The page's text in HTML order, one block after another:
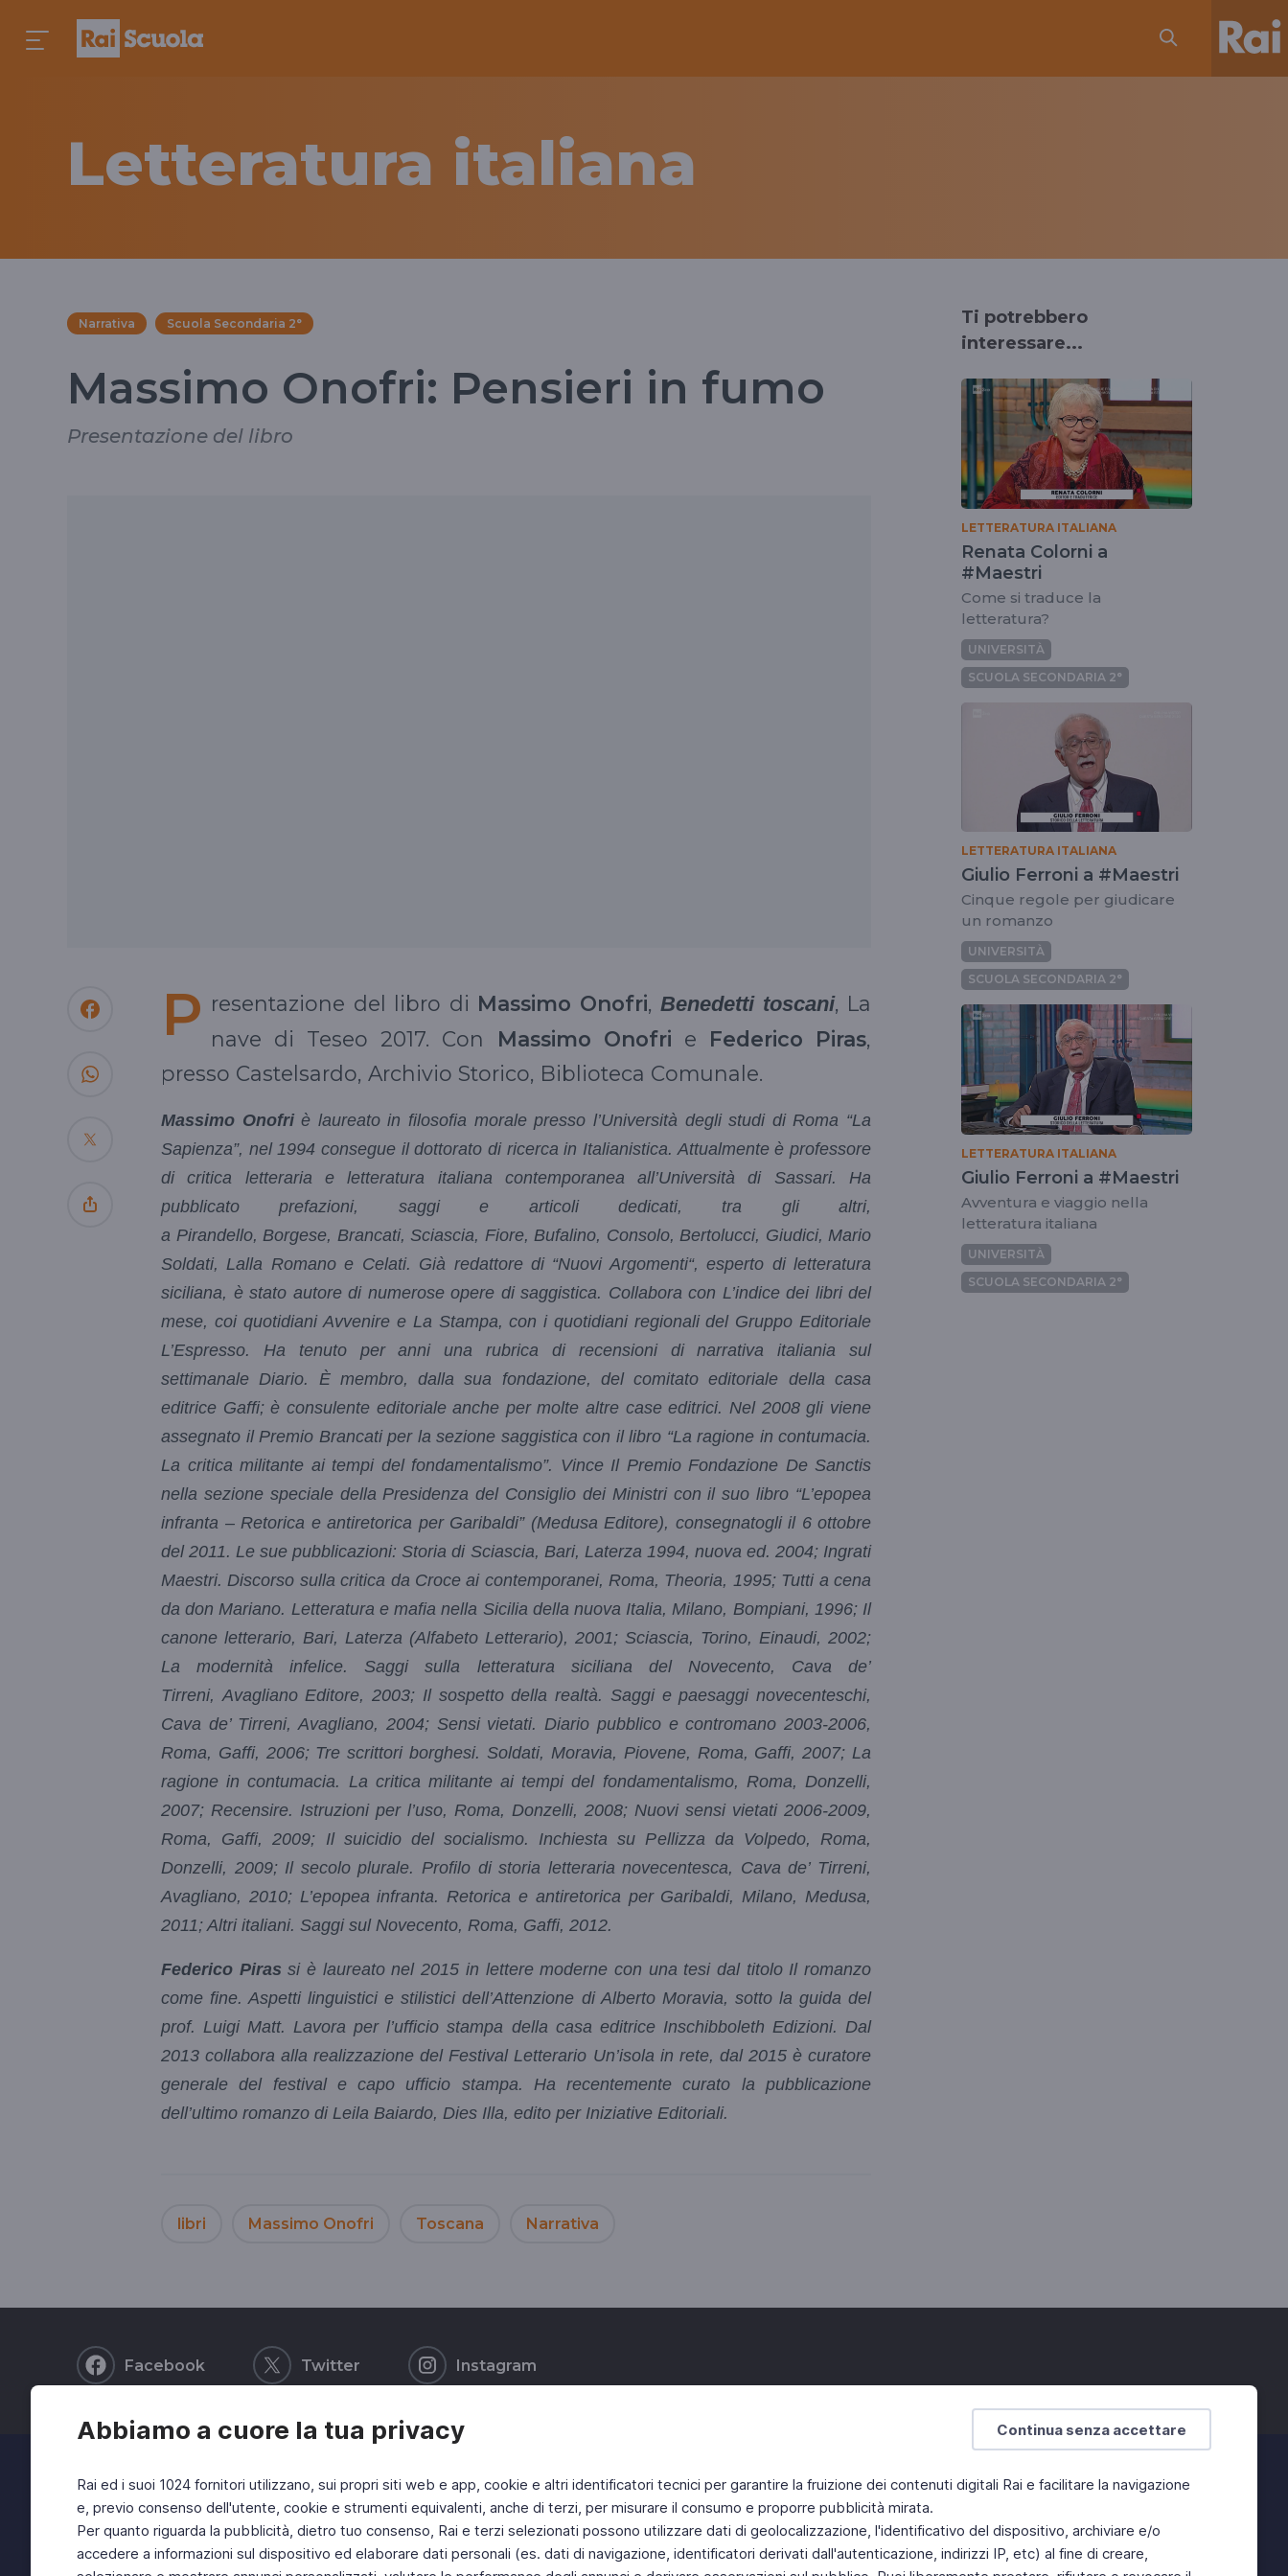
Continua senza accettare
Abbiamo a cuore la tua privacy
Rai ed i suoi 1024 fornitori utilizzano, sui propri siti web e app, cookie e altri identificatori tecnici per garantire la fruizione dei contenuti digitali Rai e facilitare la navigazione
e, previo consenso dell'utente, cookie e strumenti equivalenti, anche di terzi, per misurare il consumo e proporre pubblicità mirata.
Per quanto riguarda la pubblicità, dietro tuo consenso, Rai e terzi selezionati possono utilizzare dati di geolocalizzazione, l'identificativo del dispositivo, archiviare e/o
accedere a informazioni sul dispositivo ed elaborare dati personali (es. dati di navigazione, identificatori derivati dall'autenticazione, indirizzi IP, etc) al fine di creare,
Letteratura italiana
Narrativa Scuola Secondaria 2°
Massimo Onofri: Pensieri in fumo
Presentazione del libro
P resentazione del libro di Massimo Onofri, Benedetti toscani, La
nave di Teseo 2017. Con Massimo Onofri e Federico Piras,
presso Castelsardo, Archivio Storico, Biblioteca Comunale.
Massimo Onofriè laureato in filosofia morale presso l’Università degli studi di Roma “La
Sapienza”, nel 1994 consegue il dottorato di ricerca in Italianistica. Attualmente è professore
di critica letteraria e letteratura italiana contemporanea all’Università di Sassari. Ha
pubblicato prefazioni, saggi e articoli dedicati, tra gli altri,
a Pirandello, Borgese, Brancati, Sciascia, Fiore, Bufalino, Consolo, Bertolucci, Giudici, Mario
Soldati, Lalla Romano e Celati. Già redattore di “Nuovi Argomenti“, esperto di letteratura
siciliana, è stato autore di numerose opere di saggistica. Collabora con L’indice dei libri del
mese, coi quotidiani Avvenire e La Stampa, con i quotidiani regionali del Gruppo Editoriale
L’Espresso. Ha tenuto per anni una rubrica di recensioni di narrativa italiania sul
settimanale Diario. È membro, dalla sua fondazione, del comitato editoriale della casa
editrice Gaffi; è consulente editoriale anche per molte altre case editrici. Nel 2008 gli viene
assegnato il Premio Brancati per la sezione saggistica con il libro “La ragione in contumacia.
La critica militante ai tempi del fondamentalismo”. Vince Il Premio Fondazione De Sanctis
nella sezione speciale della Presidenza del Consiglio dei Ministri con il suo libro “L’epopea
infranta – Retorica e antiretorica per Garibaldi” (Medusa Editore), consegnatogli il 6 ottobre
del 2011. Le sue pubblicazioni: Storia di Sciascia, Bari, Laterza 1994, nuova ed. 2004; Ingrati
Maestri. Discorso sulla critica da Croce ai contemporanei, Roma, Theoria, 1995; Tutti a cena
da don Mariano. Letteratura e mafia nella Sicilia della nuova Italia, Milano, Bompiani, 1996; Il
canone letterario, Bari, Laterza (Alfabeto Letterario), 2001; Sciascia, Torino, Einaudi, 2002;
La modernità infelice. Saggi sulla letteratura siciliana del Novecento, Cava de’
Tirreni, Avagliano Editore, 2003; Il sospetto della realtà. Saggi e paesaggi novecenteschi,
Cava de’ Tirreni, Avagliano, 2004; Sensi vietati. Diario pubblico e contromano 2003-2006,
Roma, Gaffi, 2006; Tre scrittori borghesi. Soldati, Moravia, Piovene, Roma, Gaffi, 2007; La
ragione in contumacia. La critica militante ai tempi del fondamentalismo, Roma, Donzelli,
2007; Recensire. Istruzioni per l’uso, Roma, Donzelli, 2008; Nuovi sensi vietati 2006-2009,
Roma, Gaffi, 2009; Il suicidio del socialismo. Inchiesta su Pellizza da Volpedo, Roma,
Donzelli, 2009; Il secolo plurale. Profilo di storia letteraria novecentesca, Cava de’ Tirreni,
Avagliano, 2010; L’epopea infranta. Retorica e antiretorica per Garibaldi, Milano, Medusa,
2011; Altri italiani. Saggi sul Novecento, Roma, Gaffi, 2012.
Federico Piras si è laureato nel 2015 in lettere moderne con una tesi dal titolo Il romanzo
come fine. Aspetti linguistici e stilistici dell’Attenzione di Alberto Moravia, sotto la guida del
prof. Luigi Matt. Lavora per l’ufficio stampa della casa editrice Inschibboleth Edizioni. Dal
2013 collabora alla realizzazione del Festival Letterario Un’isola in rete, dal 2015 è curatore
generale del festival e capo ufficio stampa. Ha recentemente curato la pubblicazione
dell’ultimo romanzo di Leila Baiardo, Dies Illa, edito per Iniziative Editoriali.
libri Massimo Onofri Toscana Narrativa
Ti potrebbero
interessare...
LETTERATURA ITALIANA
Renata Colorni a
#Maestri
Come si traduce la
letteratura?
UNIVERSITÀ
SCUOLA SECONDARIA 2°
LETTERATURA ITALIANA
Giulio Ferroni a #Maestri
Cinque regole per giudicare
un romanzo
UNIVERSITÀ
SCUOLA SECONDARIA 2°
LETTERATURA ITALIANA
Giulio Ferroni a #Maestri
Avventura e viaggio nella
letteratura italiana
UNIVERSITÀ
SCUOLA SECONDARIA 2°
Facebook Twitter Instagram